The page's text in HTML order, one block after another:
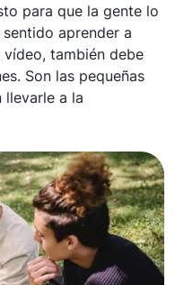
para que la gente lo
aprender a
también debe
Son las pequeñas
llevarle a la